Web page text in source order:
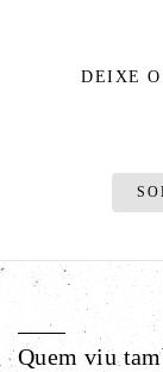
DEIXE
Quem viu